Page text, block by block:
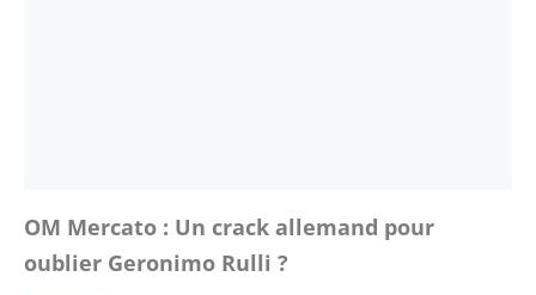
OM Mercato : Un crack allemand pour
oublier Geronimo Rulli ?